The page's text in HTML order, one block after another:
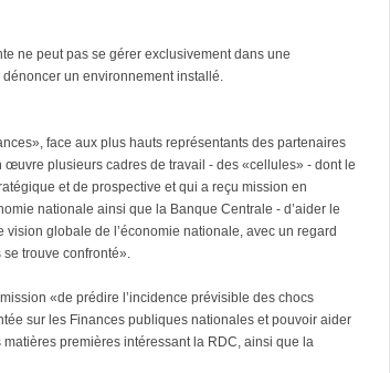
ne peut pas se gérer exclusivement dans une
un environnement installé.
face aux plus hauts représentants des partenaires
œuvre plusieurs cadres de travail - des «cellules» - dont le
et de prospective et qui a reçu mission en
nationale ainsi que la Banque Centrale - d’aider le
globale de l’économie nationale, avec un regard
trouve confronté».
«de prédire l’incidence prévisible des chocs
sur les Finances publiques nationales et pouvoir aider
premières intéressant la RDC, ainsi que la